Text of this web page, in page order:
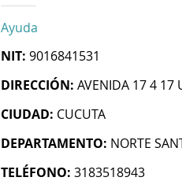
Ayuda
NIT: 9016841531
DIRECCIÓN: AVENIDA 17 4 17
CIUDAD: CUCUTA
DEPARTAMENTO: NORTE
TELÉFONO: 3183518943